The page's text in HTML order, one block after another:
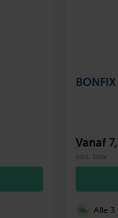
Vanaf
incl. btw
Alle 3